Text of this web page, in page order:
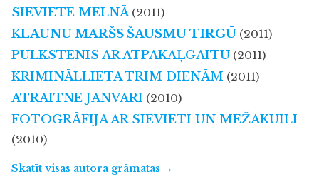
SIEVIETE MELNĀ(2011)
KLAUNU MARŠS ŠAUSMU TIRGŪ (2011)
PULKSTENIS AR ATPAKAĻGAITU (2011)
KRIMINĀLLIETA TRIM DIENĀM (2011)
ATRAITNE JANVĀRĪ (2010)
FOTOGRĀFIJA AR SIEVIETI UN MEŽAKUILI
(2010)
Skatīt visas autora grāmatas →